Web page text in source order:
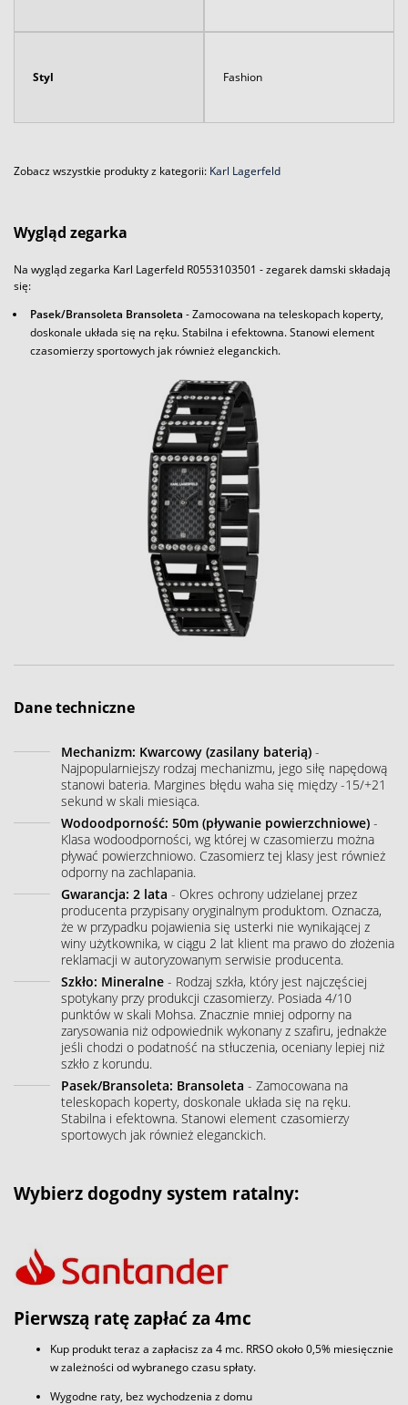
Styl Fashion
Zobacz wszystkie produkty z kategorii: Karl Lagerfeld
Wygląd zegarka
Na wygląd zegarka Karl Lagerfeld R0553103501 - zegarek damski składają
się:
Pasek/Bransoleta Bransoleta - Zamocowana na teleskopach koperty,
doskonale układa się na ręku. Stabilna i efektowna. Stanowi element
czasomierzy sportowych jak również eleganckich.
Dane techniczne
Mechanizm: Kwarcowy (zasilany baterią) -
Najpopularniejszy rodzaj mechanizmu, jego siłę napędową
stanowi bateria. Margines błędu waha się między -15/+21
sekund w skali miesiąca.
Wodoodporność: 50m (pływanie powierzchniowe) -
Klasa wodoodporności, wg której w czasomierzu można
pływać powierzchniowo. Czasomierz tej klasy jest również
odporny na zachlapania.
Gwarancja: 2 lata - Okres ochrony udzielanej przez
producenta przypisany oryginalnym produktom. Oznacza,
że w przypadku pojawienia się usterki nie wynikającej z
winy użytkownika, w ciągu 2 lat klient ma prawo do złożenia
reklamacji w autoryzowanym serwisie producenta.
Szkło: Mineralne - Rodzaj szkła, który jest najczęściej
spotykany przy produkcji czasomierzy. Posiada 4/10
punktów w skali Mohsa. Znacznie mniej odporny na
zarysowania niż odpowiednik wykonany z szafiru, jednakże
jeśli chodzi o podatność na stłuczenia, oceniany lepiej niż
szkło z korundu.
Pasek/Bransoleta: Bransoleta - Zamocowana na
teleskopach koperty, doskonale układa się na ręku.
Stabilna i efektowna. Stanowi element czasomierzy
sportowych jak również eleganckich.
Wybierz dogodny system ratalny:
Pierwszą ratę zapłać za 4mc
Kup produkt teraz a zapłacisz za 4 mc. RRSO około 0,5% miesięcznie
w zależności od wybranego czasu spłaty.
Wygodne raty, bez wychodzenia z domu